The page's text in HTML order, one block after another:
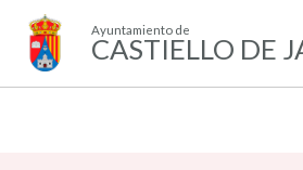
Ayuntamiento de
CASTIELLO DE